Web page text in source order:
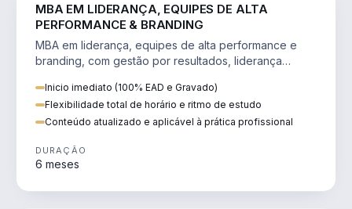
MBA EM LIDERANÇA, EQUIPES DE ALTA
PERFORMANCE & BRANDING
MBA em liderança, equipes de alta performance e
branding, com gestão por resultados, liderança
Inicio imediato (100% EAD e Gravado)
Flexibilidade total de horário e ritmo de estudo
Conteúdo atualizado e aplicável à prática profissional
DURAÇÃO
6 meses